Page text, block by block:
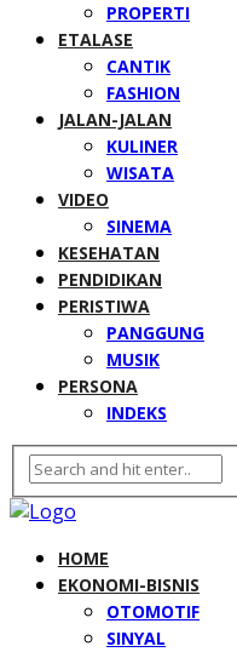
PROPERTI
ETALASE
CANTIK
FASHION
JALAN-JALAN
KULINER
WISATA
VIDEO
SINEMA
KESEHATAN
PENDIDIKAN
PERISTIWA
PANGGUNG
MUSIK
PERSONA
INDEKS
HOME
EKONOMI-BISNIS
OTOMOTIF
SINYAL